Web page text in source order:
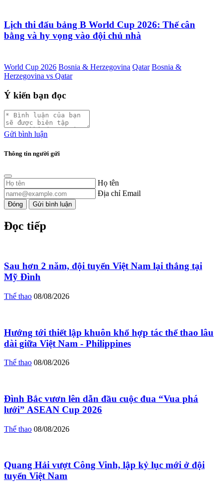
Lịch thi đấu bảng B World Cup 2026: Thế cân
bằng và hy vọng vào đội chủ nhà
World Cup 2026 Bosnia & Herzegovina Qatar Bosnia &
Herzegovina vs Qatar
Ý kiến bạn đọc
Gửi bình luận
Thông tin người gửi
Họ tên
Địa chỉ Email
Đóng Gửi bình luận
Đọc tiếp
Sau hơn 2 năm, đội tuyển Việt Nam lại thắng tại
Mỹ Đình
Thể thao 08/08/2026
Hướng tới thiết lập khuôn khổ hợp tác thể thao lâu
dài giữa Việt Nam - Philippines
Thể thao 08/08/2026
Đình Bắc vươn lên dẫn đầu cuộc đua “Vua phá
lưới” ASEAN Cup 2026
Thể thao 08/08/2026
Quang Hải vượt Công Vinh, lập kỷ lục mới ở đội
tuyển Việt Nam